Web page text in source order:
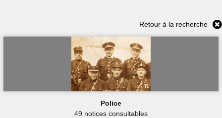
Retour à la recherche
Police
49 notices consultables